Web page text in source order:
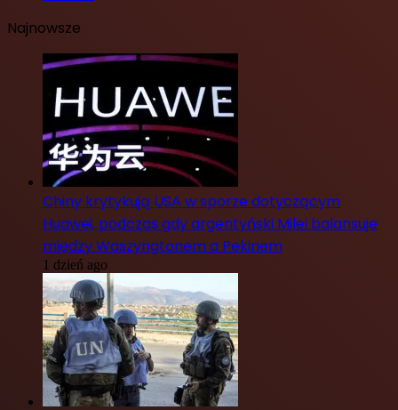
Najnowsze
Chiny krytykują USA w sporze dotyczącym
Huawei, podczas gdy argentyński Milei balansuje
między Waszyngtonem a Pekinem
1 dzień ago